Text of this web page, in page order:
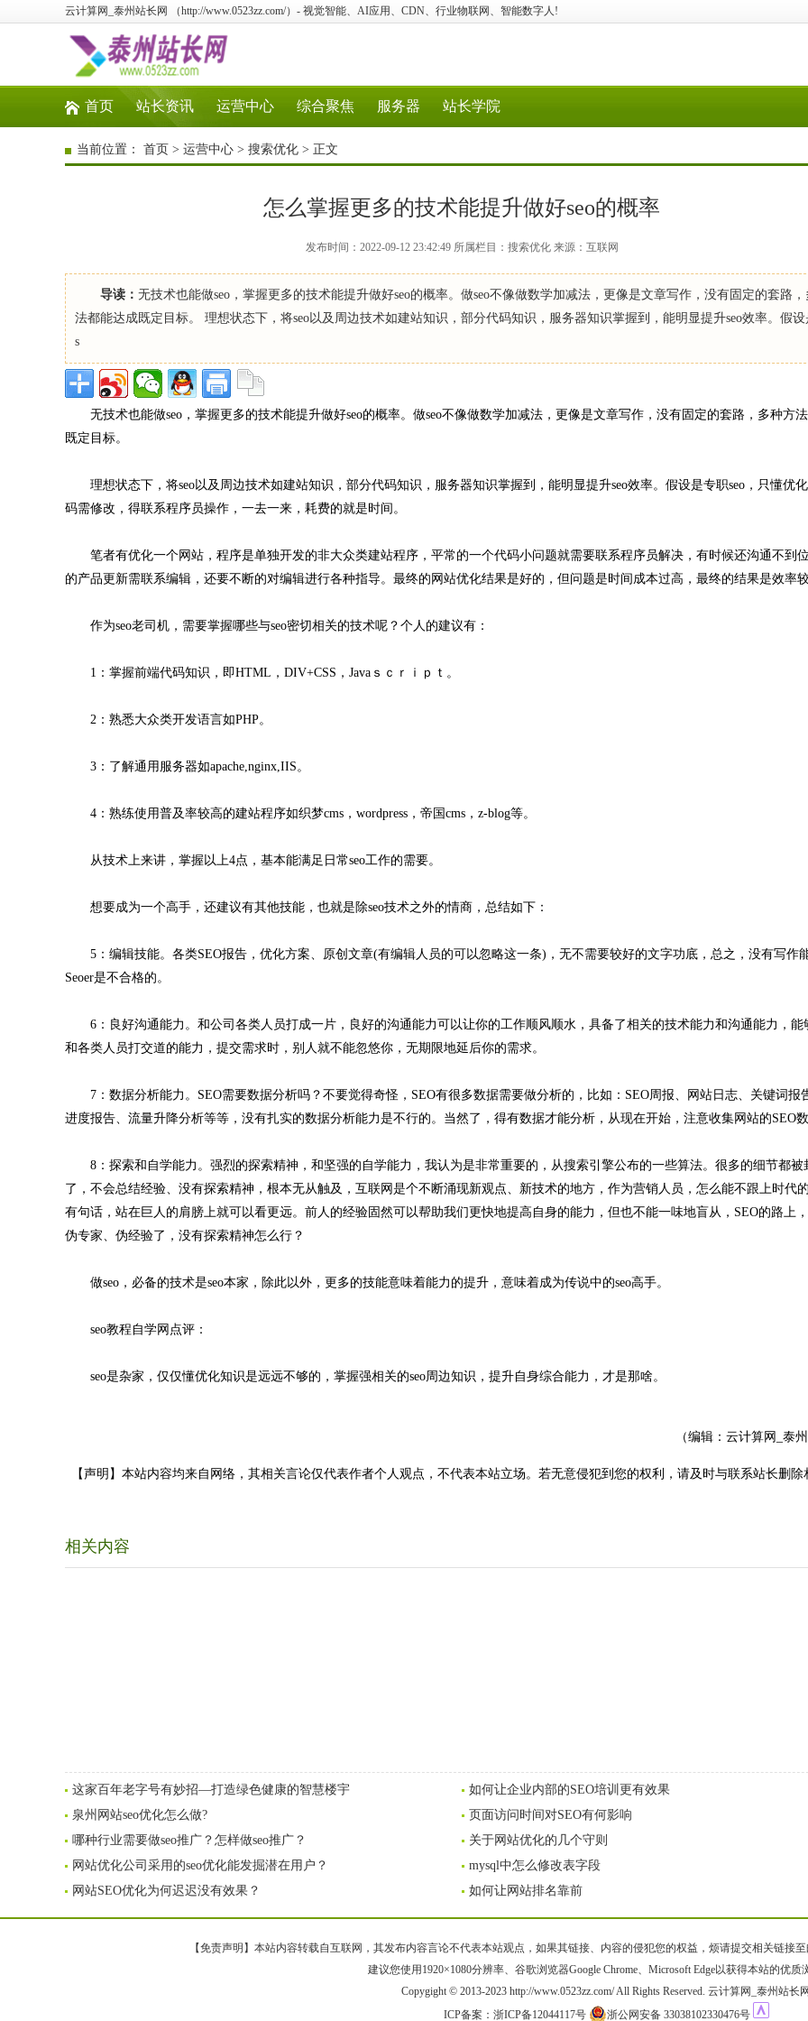
云计算网_泰州站长网 （http://www.0523zz.com/）- 视觉智能、AI应用、CDN、行业物联网、智能数字人!
首页 站长资讯 运营中心 综合聚焦 服务器 站长学院
当前位置： 首页 > 运营中心 > 搜索优化 > 正文
怎么掌握更多的技术能提升做好seo的概率
发布时间：2022-09-12 23:42:49 所属栏目：搜索优化 来源：互联网
导读： 无技术也能做seo，掌握更多的技术能提升做好seo的概率。做seo不像做数学加减法，更像是文章写作，没有固定的套路
法都能达成既定目标。 理想状态下，将seo以及周边技术如建站知识，部分代码知识，服务器知识掌握到，能明显提升seo效率。假
s
无技术也能做seo，掌握更多的技术能提升做好seo的概率。做seo不像做数学加减法，更像是文章写作，没有固定的套路，多种方
既定目标。
理想状态下，将seo以及周边技术如建站知识，部分代码知识，服务器知识掌握到，能明显提升seo效率。假设是专职seo，只懂优
码需修改，得联系程序员操作，一去一来，耗费的就是时间。
笔者有优化一个网站，程序是单独开发的非大众类建站程序，平常的一个代码小问题就需要联系程序员解决，有时候还沟通不到
的产品更新需联系编辑，还要不断的对编辑进行各种指导。最终的网站优化结果是好的，但问题是时间成本过高，最终的结果是效率较
作为seo老司机，需要掌握哪些与seo密切相关的技术呢？个人的建议有：
1：掌握前端代码知识，即HTML，DIV+CSS，Javaｓｃｒｉｐｔ。
2：熟悉大众类开发语言如PHP。
3：了解通用服务器如apache,nginx,IIS。
4：熟练使用普及率较高的建站程序如织梦cms，wordpress，帝国cms，z-blog等。
从技术上来讲，掌握以上4点，基本能满足日常seo工作的需要。
想要成为一个高手，还建议有其他技能，也就是除seo技术之外的情商，总结如下：
5：编辑技能。各类SEO报告，优化方案、原创文章(有编辑人员的可以忽略这一条)，无不需要较好的文字功底，总之，没有写作
Seoer是不合格的。
6：良好沟通能力。和公司各类人员打成一片，良好的沟通能力可以让你的工作顺风顺水，具备了相关的技术能力和沟通能力，能
和各类人员打交道的能力，提交需求时，别人就不能忽悠你，无期限地延后你的需求。
7：数据分析能力。SEO需要数据分析吗？不要觉得奇怪，SEO有很多数据需要做分析的，比如：SEO周报、网站日志、关键词报
进度报告、流量升降分析等等，没有扎实的数据分析能力是不行的。当然了，得有数据才能分析，从现在开始，注意收集网站的SEO数
8：探索和自学能力。强烈的探索精神，和坚强的自学能力，我认为是非常重要的，从搜索引擎公布的一些算法。很多的细节都被
了，不会总结经验、没有探索精神，根本无从触及，互联网是个不断涌现新观点、新技术的地方，作为营销人员，怎么能不跟上时代
有句话，站在巨人的肩膀上就可以看更远。前人的经验固然可以帮助我们更快地提高自身的能力，但也不能一味地盲从，SEO的路上
伪专家、伪经验了，没有探索精神怎么行？
做seo，必备的技术是seo本家，除此以外，更多的技能意味着能力的提升，意味着成为传说中的seo高手。
seo教程自学网点评：
seo是杂家，仅仅懂优化知识是远远不够的，掌握强相关的seo周边知识，提升自身综合能力，才是那啥。
（编辑：云计算网_泰
【声明】本站内容均来自网络，其相关言论仅代表作者个人观点，不代表本站立场。若无意侵犯到您的权利，请及时与联系站长删除
相关内容
这家百年老字号有妙招—打造绿色健康的智慧楼宇
如何让企业内部的SEO培训更有效果
泉州网站seo优化怎么做?
页面访问时间对SEO有何影响
哪种行业需要做seo推广？怎样做seo推广？
关于网站优化的几个守则
网站优化公司采用的seo优化能发掘潜在用户？
mysql中怎么修改表字段
网站SEO优化为何迟迟没有效果？
如何让网站排名靠前
【免责声明】本站内容转载自互联网，其发布内容言论不代表本站观点，如果其链接、内容的侵犯您的权益，烦请提交相关链接至
建议您使用1920×1080分辨率、谷歌浏览器Google Chrome、Microsoft Edge以获得本站的优质
Copygight © 2013-2023 http://www.0523zz.com/ All Rights Reserved. 云计算网_泰州站长网
ICP备案： 浙ICP备12044117号 浙公网安备 33038102330476号